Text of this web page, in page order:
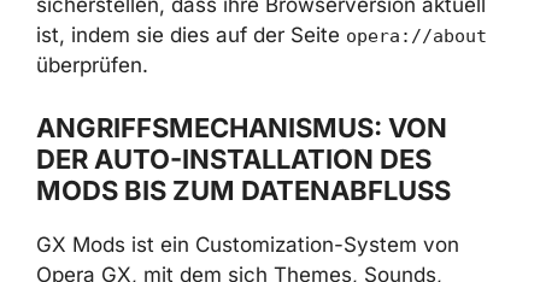
verfügbar. Nutzer von Opera GX sollten
sicherstellen, dass ihre Browserversion aktuell
ist, indem sie dies auf der Seite
ANGRIFFSMECHANISMUS: VON
DER AUTO-INSTALLATION DES
GX Mods ist ein Customization-System von